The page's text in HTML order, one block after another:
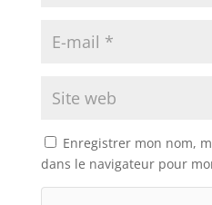
Enregistrer mon nom,
dans le navigateur pour